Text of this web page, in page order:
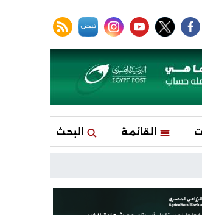
facebook
twitter
youtube
instagram
نبض rss feed
القائمة البحث